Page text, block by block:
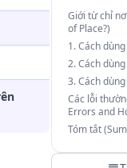
Giới từ chỉ
of Place?)
1. Cách
2. Cách dùng
3. Cách dùng
Các lỗi
Errors and
Tóm tắt